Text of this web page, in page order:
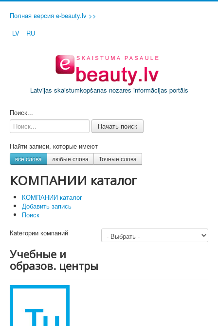
Полная версия e-beauty.lv >>
LV
RU
Latvijas skaistumkopšanas nozares informācijas portāls
Поиск...
Начать поиск
Найти записи, которые имеют
все слова любые слова Точные слова
КОМПАНИИ каталог
КОМПАНИИ каталог
Добавить запись
Поиск
Кatегории компаний
Учебные и
образов. центры